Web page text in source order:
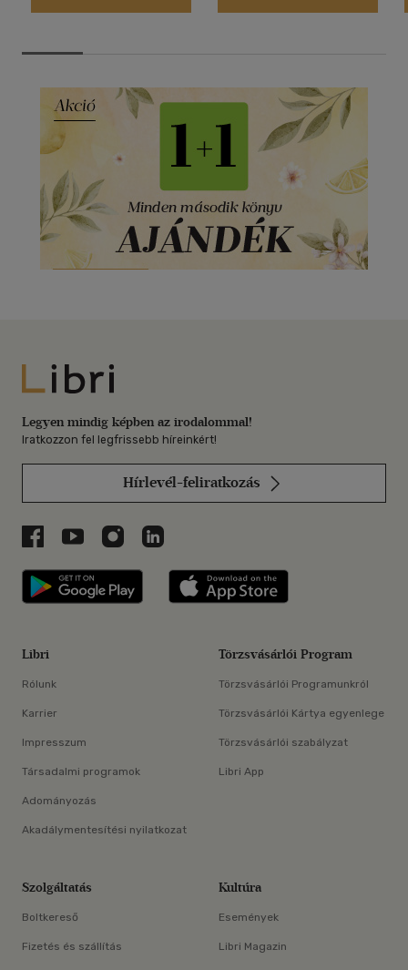
Libri
Legyen mindig képben az irodalommal!
Iratkozzon fel legfrissebb híreinkért!
Hírlevél-feliratkozás
Libri a Facebookon
Libri a Youtube-on
Libri az Instagramon
Libri a LinkedInen
Libri applikáció Szerezd meg: Google
Libri
Rólunk
Karrier
Impresszum
Társadalmi programok
Adományozás
Akadálymentesítési nyilatkozat
Törzsvásárlói Program
Törzsvásárlói Programunkról
Törzsvásárlói Kártya egyenlege
Törzsvásárlói szabályzat
Libri App
Szolgáltatás
Boltkereső
Fizetés és szállítás
Kultúra
Események
Libri Magazin